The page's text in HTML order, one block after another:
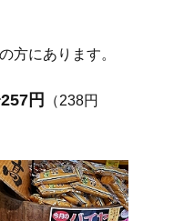
の方にあります。
257円
（238円